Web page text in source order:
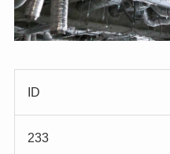
ID
233